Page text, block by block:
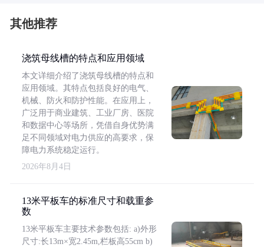
其他推荐
浇筑母线槽的特点和应用领域
本文详细介绍了浇筑母线槽的特点和
应用领域。其特点包括良好的电气、
机械、防火和防护性能。在应用上，
广泛用于商业建筑、工业厂房、医院
和数据中心等场所，凭借自身优势满
足不同领域对电力供应的高要求，保
障电力系统稳定运行。
2026年8月4日
13米平板车的标准尺寸和载重参
数
13米平板车主要技术参数包括: a)外形
尺寸:长13m×宽2.45m,栏板高55cm b)